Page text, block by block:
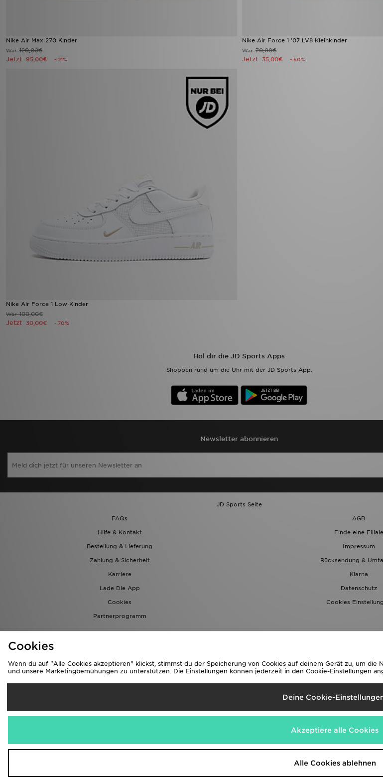
Nike Air Max 270 Kinder
War120,00€
Jetzt 95,00€ - 21%
Nike Air Force 1 '07 LV8 Kleinkinder
War70,00€
Jetzt 35,00€ - 50%
Nike Air Force 1 Low Kinder
War100,00€
Jetzt 30,00€ - 70%
Hol dir die JD Sports Apps
Shoppen rund um die Uhr mit der JD Sports App.
Newsletter abonnieren
JD Sports Seite
FAQs
AGB
Hilfe & Kontakt
Finde eine Filiale
Bestellung & Lieferung
Impressum
Zahlung & Sicherheit
Rücksendung &
Karriere
Klarna
Lade Die App
Datenschutz
Cookies
Cookies
Partnerprogramm
Lieferung Nach
Wir akzeptieren folgende Zahlungsmethoden
Cookies
Wenn du auf "Alle Cookies akzeptieren" klickst, stimmst du der Speicherung von Cookies auf deinem Gerät zu, um
und unsere Marketingbemühungen zu unterstützen. Die Einstellungen können jederzeit in den Cookie-Einstellungen
Deine Cookie-
Akzeptiere alle Cookies
Alle Cookies ablehnen